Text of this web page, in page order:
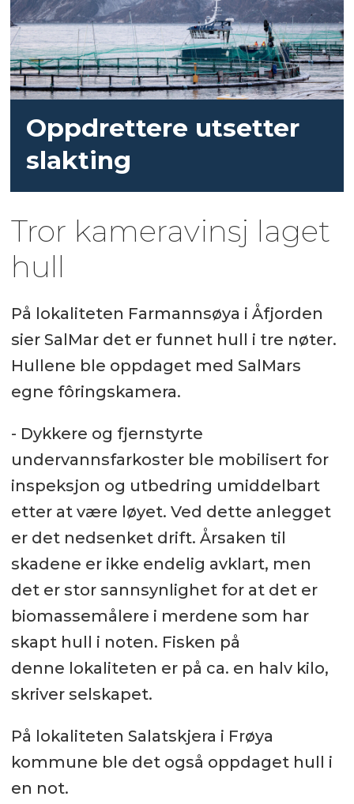
Oppdrettere utsetter
slakting
Tror kameravinsj laget
hull
På lokaliteten Farmannsøya i Åfjorden
sier SalMar det er funnet hull i tre nøter.
Hullene ble oppdaget med SalMars
egne fôringskamera.
- Dykkere og fjernstyrte
undervannsfarkoster ble mobilisert for
inspeksjon og utbedring umiddelbart
etter at være løyet. Ved dette anlegget
er det nedsenket drift. Årsaken til
skadene er ikke endelig avklart, men
det er stor sannsynlighet for at det er
biomassemålere i merdene som har
skapt hull i noten. Fisken på
denne lokaliteten er på ca. en halv kilo,
skriver selskapet.
På lokaliteten Salatskjera i Frøya
kommune ble det også oppdaget hull i
en not.